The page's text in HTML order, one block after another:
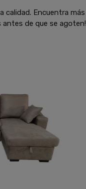
Encuentra
antes de que se agoten!